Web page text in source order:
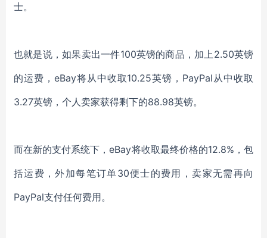
士。
也就是说，如果卖出一件100英镑的商品，加上2.50英镑
的运费，eBay将从中收取10.25英镑，PayPal从中收取
3.27英镑，个人卖家获得剩下的88.98英镑。
而在新的支付系统下，eBay将收取最终价格的12.8%，包
括运费，外加每笔订单30便士的费用 ，卖家无需再向
PayPal支付任何费用。